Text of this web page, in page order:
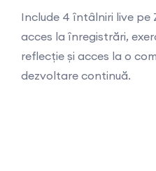
Include 4 întâlniri live pe
acces la înregistrări,
reflecție și acces la o
dezvoltare continuă.